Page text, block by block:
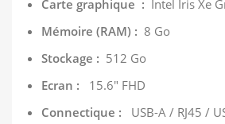
Carte graphique : Intel Iris Xe
Mémoire (RAM) : 8 Go
Stockage : 512 Go
Ecran :
15.6″ FHD
Connectique :
USB-A / RJ45 /